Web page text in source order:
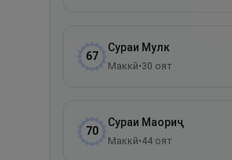
67
Сураи Мулк
Маккӣ•30 оят
70
Сураи Маориҷ
Маккӣ•44 оят